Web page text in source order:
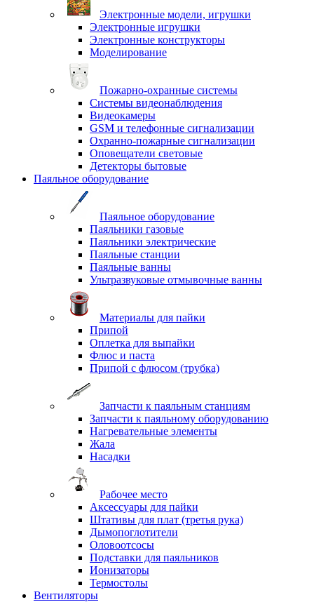
Электронные модели, игрушки
Электронные игрушки
Электронные конструкторы
Моделирование
Пожарно-охранные системы
Системы видеонаблюдения
Видеокамеры
GSM и телефонные сигнализации
Охранно-пожарные сигнализации
Оповещатели световые
Детекторы бытовые
Паяльное оборудование
Паяльное оборудование
Паяльники газовые
Паяльники электрические
Паяльные станции
Паяльные ванны
Ультразвуковые отмывочные ванны
Материалы для пайки
Припой
Оплетка для выпайки
Флюс и паста
Припой с флюсом (трубка)
Запчасти к паяльным станциям
Запчасти к паяльному оборудованию
Нагревательные элементы
Жала
Насадки
Рабочее место
Аксессуары для пайки
Штативы для плат (третья рука)
Дымопоглотители
Оловоотсосы
Подставки для паяльников
Ионизаторы
Термостолы
Вентиляторы